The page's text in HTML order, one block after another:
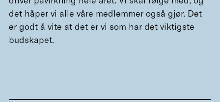
det håper vi alle våre medlemmer også gjør. Det
er godt å vite at det er vi som har det viktigste
budskapet.